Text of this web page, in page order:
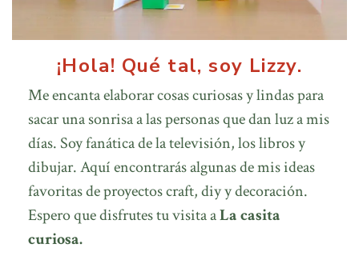
¡Hola! Qué tal, soy Lizzy.
Me encanta elaborar cosas curiosas y lindas para
sacar una sonrisa a las personas que dan luz a mis
días. Soy fanática de la televisión, los libros y
dibujar. Aquí encontrarás algunas de mis ideas
favoritas de proyectos craft, diy y decoración.
Espero que disfrutes tu visita aLa casita
curiosa.